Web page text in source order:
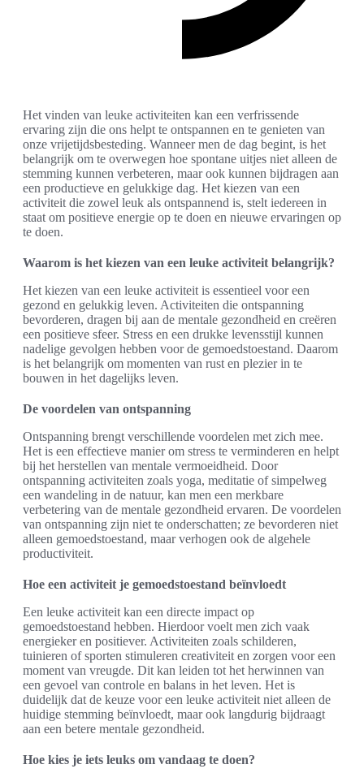
Het vinden van leuke activiteiten kan een verfrissende
ervaring zijn die ons helpt te ontspannen en te genieten van
onze vrijetijdsbesteding. Wanneer men de dag begint, is het
belangrijk om te overwegen hoe spontane uitjes niet alleen de
stemming kunnen verbeteren, maar ook kunnen bijdragen aan
een productieve en gelukkige dag. Het kiezen van een
activiteit die zowel leuk als ontspannend is, stelt iedereen in
staat om positieve energie op te doen en nieuwe ervaringen op
te doen.
Waarom is het kiezen van een leuke activiteit belangrijk?
Het kiezen van een leuke activiteit is essentieel voor een
gezond en gelukkig leven. Activiteiten die ontspanning
bevorderen, dragen bij aan de mentale gezondheid en creëren
een positieve sfeer. Stress en een drukke levensstijl kunnen
nadelige gevolgen hebben voor de gemoedstoestand. Daarom
is het belangrijk om momenten van rust en plezier in te
bouwen in het dagelijks leven.
De voordelen van ontspanning
Ontspanning brengt verschillende voordelen met zich mee.
Het is een effectieve manier om stress te verminderen en helpt
bij het herstellen van mentale vermoeidheid. Door
ontspanning activiteiten zoals yoga, meditatie of simpelweg
een wandeling in de natuur, kan men een merkbare
verbetering van de mentale gezondheid ervaren. De voordelen
van ontspanning zijn niet te onderschatten; ze bevorderen niet
alleen gemoedstoestand, maar verhogen ook de algehele
productiviteit.
Hoe een activiteit je gemoedstoestand beïnvloedt
Een leuke activiteit kan een directe impact op
gemoedstoestand hebben. Hierdoor voelt men zich vaak
energieker en positiever. Activiteiten zoals schilderen,
tuinieren of sporten stimuleren creativiteit en zorgen voor een
moment van vreugde. Dit kan leiden tot het herwinnen van
een gevoel van controle en balans in het leven. Het is
duidelijk dat de keuze voor een leuke activiteit niet alleen de
huidige stemming beïnvloedt, maar ook langdurig bijdraagt
aan een betere mentale gezondheid.
Hoe kies je iets leuks om vandaag te doen?